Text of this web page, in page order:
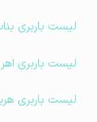
لیست باربری بناب
لیست باربری اهر
لیست باربری هریس